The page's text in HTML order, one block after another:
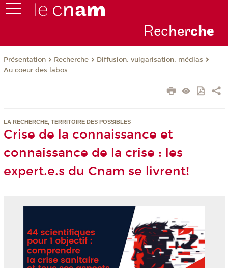
Recherche
Présentation Recherche
Diffusion, vulgarisation, médias
Au coeur des labos
LA RECHERCHE, TERRITOIRE DES POSSIBLES
Crise de la connaissance et
connaissance de la crise : les
expert.e.s du Cnam se livrent!